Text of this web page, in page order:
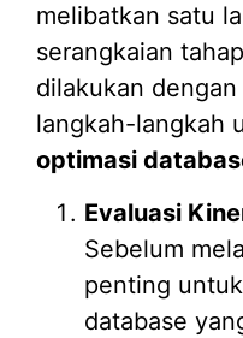
melibatkan satu
serangkaian
dilakukan
langkah-langkah
optimasi
Evaluasi
Sebelum
penting
database